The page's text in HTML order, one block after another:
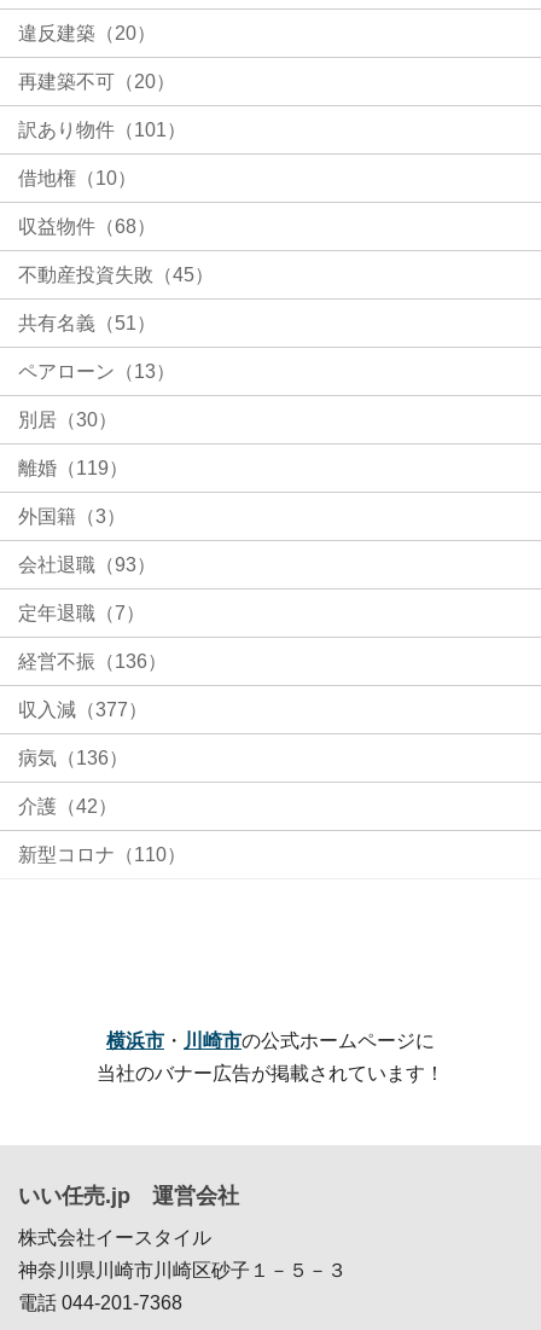
違反建築（20）
再建築不可（20）
訳あり物件（101）
借地権（10）
収益物件（68）
不動産投資失敗（45）
共有名義（51）
ペアローン（13）
別居（30）
離婚（119）
外国籍（3）
会社退職（93）
定年退職（7）
経営不振（136）
収入減（377）
病気（136）
介護（42）
新型コロナ（110）
横浜市 ・ 川崎市の公式ホームページに
当社のバナー広告が掲載されています！
いい任売.jp 運営会社
株式会社イースタイル
神奈川県川崎市川崎区砂子１－５－３
電話 044-201-7368